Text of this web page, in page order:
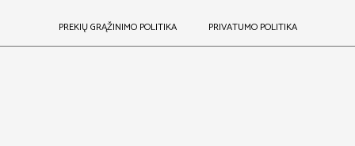
PREKIŲ GRĄŽINIMO POLITIKA PRIVATUMO POLITIKA